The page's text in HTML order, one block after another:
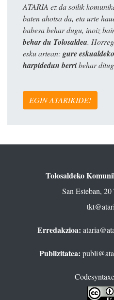
ATARIA ez da soilik
baten ahotsa da, eta urte
babesa behar dugu, inoiz
behar du Tolosaldea.
esku artean: gure
harpidedun berribehar
EGIN ATARIKIDE!
Tolosaldeko
San Esteban,
Erredakzioa:
Publizitatea: